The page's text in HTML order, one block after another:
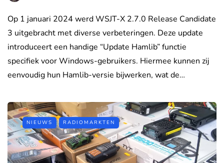
Op 1 januari 2024 werd WSJT-X 2.7.0 Release Candidate
3 uitgebracht met diverse verbeteringen. Deze update
introduceert een handige “Update Hamlib” functie
specifiek voor Windows-gebruikers. Hiermee kunnen zij
eenvoudig hun Hamlib-versie bijwerken, wat de…
NIEUWS RADIOMARKTEN